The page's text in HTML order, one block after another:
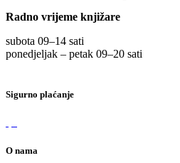
Radno vrijeme knjižare
subota 09–14 sati
ponedjeljak – petak 09–20 sati
Sigurno plaćanje
O nama